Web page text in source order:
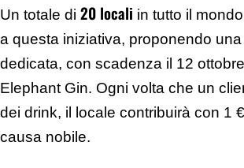
Un totale di 20 locali in tutto il
a questa iniziativa, proponendo
dedicata, con scadenza il 12
Elephant Gin. Ogni volta che un
dei drink, il locale contribuirà con 1
causa nobile.